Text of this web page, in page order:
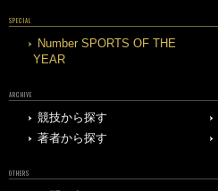
SPECIAL
Number SPORTS OF THE
YEAR
ARCHIVE
競技から探す
著者から探す
OTHERS